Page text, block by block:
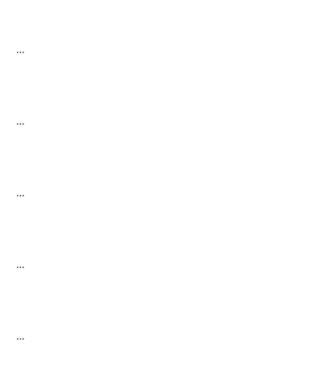
...
...
...
...
...